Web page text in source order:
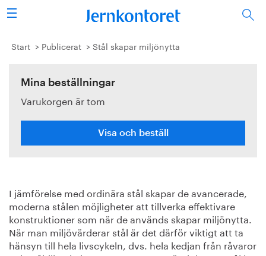
Sök
Stålindustrin
Vision 2050
Forskning/utbildning
Publicerat
Bildbank
Om oss
Start Publicerat Stål skapar miljönytta
Mina beställningar
Varukorgen är tom
Visa och beställ
I jämförelse med ordinära stål skapar de avancerade,
moderna stålen möjligheter att tillverka effektivare
konstruktioner som när de används skapar miljönytta.
När man miljövärderar stål är det därför viktigt att ta
hänsyn till hela livscykeln, dvs. hela kedjan från råvaror